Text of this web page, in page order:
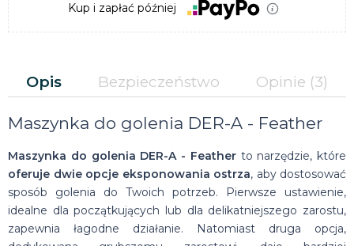
Kup i zapłać później
Opis Bezpieczeństwo Opinie (3)
Maszynka do golenia DER-A - Feather
Maszynka do golenia DER-A - Featherto narzędzie, które
oferuje dwie opcje eksponowania ostrza, aby dostosować
sposób golenia do Twoich potrzeb. Pierwsze ustawienie,
idealne dla początkujących lub dla delikatniejszego zarostu,
zapewnia łagodne działanie. Natomiast druga opcja,